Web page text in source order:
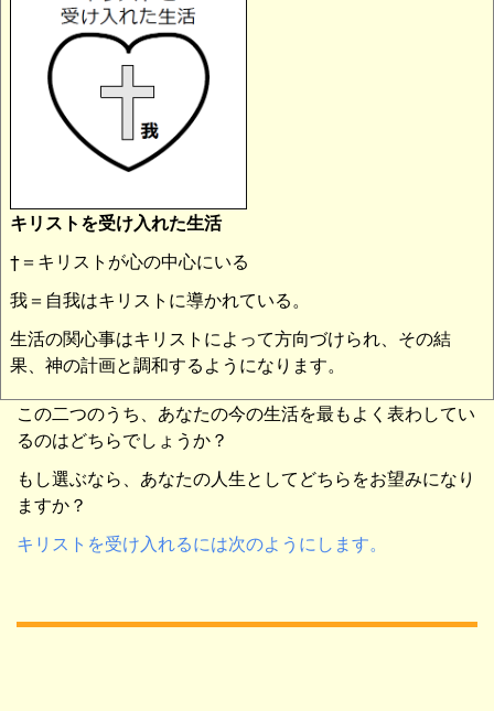
キリストを受け入れた生活
†＝キリストが心の中心にいる
我＝自我はキリストに導かれている。
生活の関心事はキリストによって方向づけられ、その結
果、神の計画と調和するようになります。
この二つのうち、あなたの今の生活を最もよく表わしてい
るのはどちらでしょうか？
もし選ぶなら、あなたの人生としてどちらをお望みになり
ますか？
キリストを受け入れるには次のようにします。